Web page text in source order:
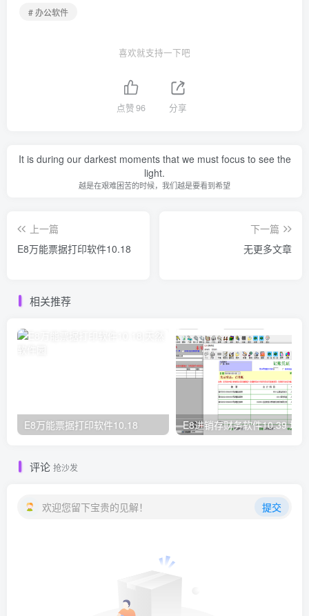
# 办公软件
喜欢就支持一下吧
点赞96 分享
It is during our darkest moments that we must focus to see the
light.
越是在艰难困苦的时候，我们越是要看到希望
上一篇
E8万能票据打印软件10.18
下一篇
无更多文章
相关推荐
E8万能票据打印软件10.18 E8进销存财务软件10.39 增
评论 抢沙发
欢迎您留下宝贵的见解！ 提交